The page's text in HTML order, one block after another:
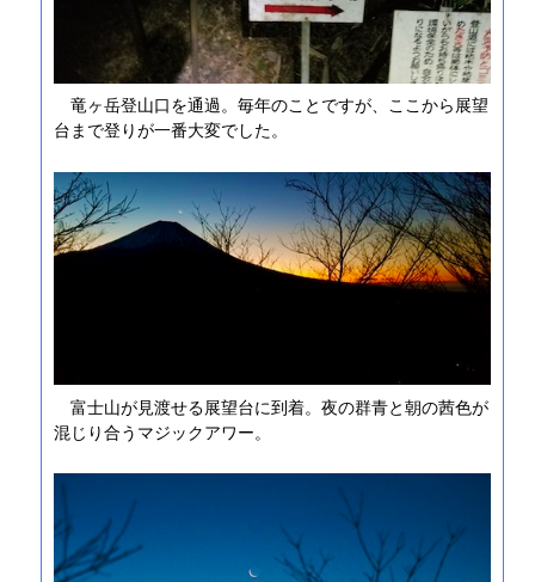
竜ヶ岳登山口を通過。毎年のことですが、ここから展望
台まで登りが一番大変でした。
富士山が見渡せる展望台に到着。夜の群青と朝の茜色が
混じり合うマジックアワー。